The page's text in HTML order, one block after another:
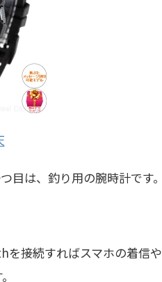
目は、釣り用の腕時計です。
を接続すればスマホの着信や